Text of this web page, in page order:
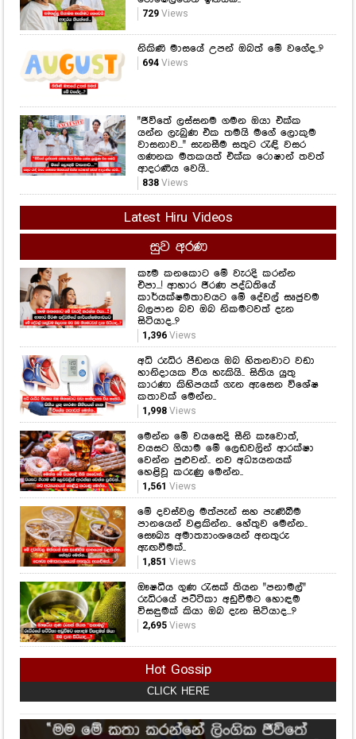
යන්න ලැබුණ එක තමයි මගේ ලොකුම
වාසනාව..." සැනසීම සතුට රැඳි වසර
ගණනක මතකයත් එක්ක රොෂාන් තවත්
Latest Hiru Videos
සුව අරණ
කෑම කනකොට මේ වැරදි කරන්න
එපා...! ආහාර ජීරණ පද්ධතියේ
කාර්යක්ෂමතාවයට මේ දේවල් සෘජුවම
බලපාන බව ඔබ නිකමටවත් දැන
සිටියාද..?
1,396Views
අධි රුධිර පීඩනය ඔබ හිතනවාට වඩා
හානිදායක විය හැකියි.. සිතිය යුතු
කාරණා කිහිපයක් ගැන ඇසෙන විශේෂ
කතාවක් මෙන්න..
1,998Views
මෙන්න මේ වයසෙදි සීනි කෑවොත්,
වයසට ගියාම මේ ලෙඩවලින් ආරක්ෂා
වෙන්න පුළුවන්.. නව අධ්‍යයනයක්
හෙළිවූ කරුණු මෙන්න..
1,561Views
මේ දවස්වල මත්පැන් සහ පැණිබීම
පානයෙන් වළකින්න.. හේතුව මෙන්න..
සෞඛ්‍ය අමාත්‍යාංශයෙන් අනතුරු
ඇඟවීමක්..
1,851Views
ඖෂධීය ගුණ රැසක් තියන "පනාමල්"
රුධිරයේ පට්ටිකා අඩුවීමට හොඳම
විසඳුමක් කියා ඔබ දැන සිටියාද...?
2,695Views
Hot Gossip
CLICK HERE